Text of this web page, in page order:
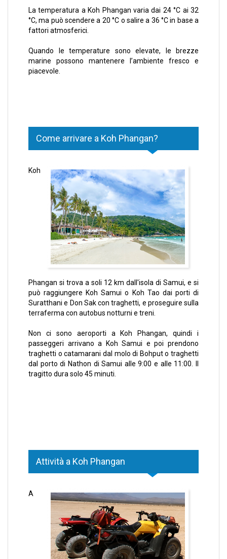
La temperatura a Koh Phangan varia dai 24 °C ai 32
°C, ma può scendere a 20 °C o salire a 36 °C in base a
fattori atmosferici.
Quando le temperature sono elevate, le brezze
marine possono mantenere l’ambiente fresco e
piacevole.
Come arrivare a Koh Phangan?
Koh
Phangan si trova a soli 12 km dall'isola di Samui, e si
può raggiungere Koh Samui o Koh Tao dai porti di
Suratthani e Don Sak con traghetti, e proseguire sulla
terraferma con autobus notturni e treni.
Non ci sono aeroporti a Koh Phangan, quindi i
passeggeri arrivano a Koh Samui e poi prendono
traghetti o catamarani dal molo di Bohput o traghetti
dal porto di Nathon di Samui alle 9:00 e alle 11:00. Il
tragitto dura solo 45 minuti.
Attività a Koh Phangan
A